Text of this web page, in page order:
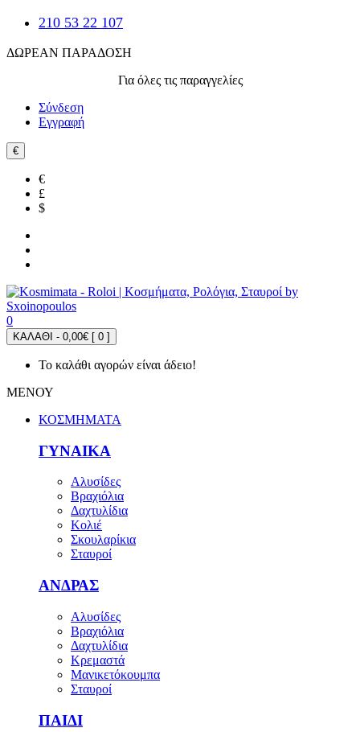
210 53 22 107
ΔΩΡΕΑΝ ΠΑΡΑΔΟΣΗ
Για όλες τις παραγγελίες
Σύνδεση
Εγγραφή
€
€
£
$
0
ΚΑΛΑΘΙ - 0,00€ [ 0 ]
Το καλάθι αγορών είναι άδειο!
ΜΕΝΟΥ
ΚΟΣΜΗΜΑΤΑ
ΓΥΝΑΙΚΑ
Αλυσίδες
Βραχιόλια
Δαχτυλίδια
Κολιέ
Σκουλαρίκια
Σταυροί
ΑΝΔΡΑΣ
Αλυσίδες
Βραχιόλια
Δαχτυλίδια
Κρεμαστά
Μανικετόκουμπα
Σταυροί
ΠΑΙΔΙ